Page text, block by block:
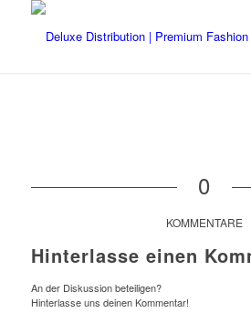
0
KOMMENTARE
Hinterlasse einen
An der Diskussion beteiligen?
Hinterlasse uns deinen Kommentar!